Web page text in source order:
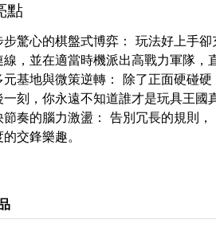
點
步驚心的棋盤式博弈： 玩法好上手
線，並在適當時機派出高戰力軍隊，
元基地與微策逆轉： 除了正面硬碰
一刻，你永遠不知道誰才是玩具王國
節奏的腦力激盪： 告別冗長的規則
交鋒樂趣。